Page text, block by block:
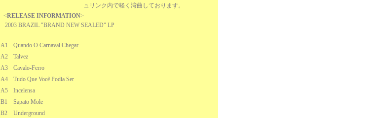
ュリンク内で軽く湾曲しております。
<RELEASE INFORMATION>
2003 BRAZIL "BRAND NEW SEALED" LP
A1
Quando O Carnaval Chegar
A2
Talvez
A3
Cavalo-Ferro
A4
Tudo Que Você Podia Ser
A5
Incelensa
B1
Sapato Mole
B2
Underground